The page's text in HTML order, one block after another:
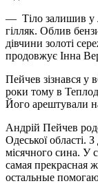
— Тіло залишив у
гілляк. Облив
дівчини золоті
продовжує Інна
Пейчев зізнався у
роки тому в
Його арештували
Андрій Пейчев
Одеської області.
місячного сина. У
самая прекрасная
остальные